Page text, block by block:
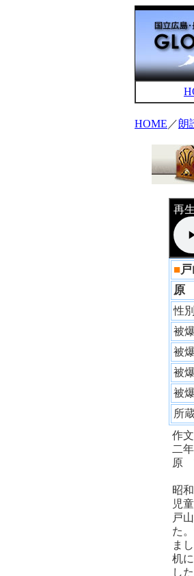
HOME ／朗
再
■
原
性別
被
被
被
被
所
作文
二
原
昭
児
戸
た
ま
机
し